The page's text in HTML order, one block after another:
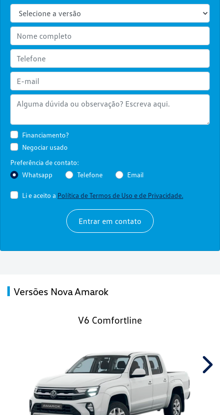
Financiamento?
Negociar usado
Preferência de contato:
Whatsapp
Telefone Email
Li e aceito a Política de Termos de Uso e de Privacidade.
Entrar em contato
Versões Nova Amarok
V6 Comfortline